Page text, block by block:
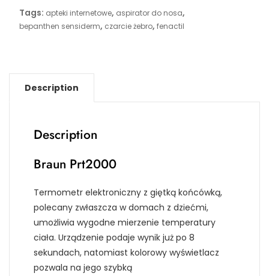
Tags: apteki internetowe, aspirator do nosa,
bepanthen sensiderm, czarcie żebro, fenactil
Description
Description
Braun Prt2000
Termometr elektroniczny z giętką końcówką,
polecany zwłaszcza w domach z dziećmi,
umożliwia wygodne mierzenie temperatury
ciała. Urządzenie podaje wynik już po 8
sekundach, natomiast kolorowy wyświetlacz
pozwala na jego szybką